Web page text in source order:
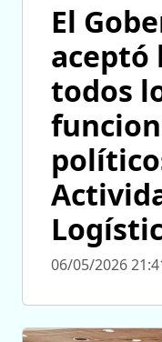
El
aceptó
todos
06/05/2026